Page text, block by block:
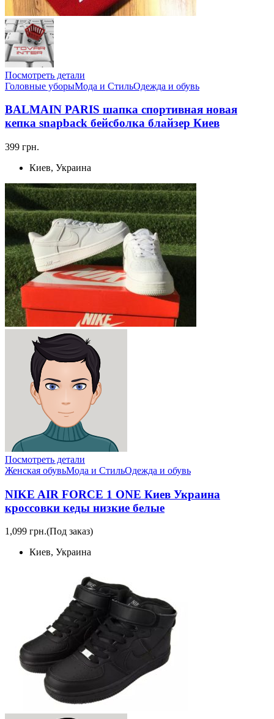
Посмотреть детали
Головные уборыМода и СтильОдежда и обувь
BALMAIN PARIS шапка спортивная новая
кепка snapback бейсболка блайзер Киев
399 грн.
Киев, Украина
Посмотреть детали
Женская обувьМода и СтильОдежда и обувь
NIKE AIR FORCE 1 ONE Киев Украина
кроссовки кеды низкие белые
1,099 грн.(Под заказ)
Киев, Украина